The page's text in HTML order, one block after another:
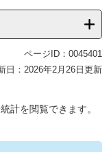
ページID：0045401
日：2026年2月26日更新
計を閲覧できます。